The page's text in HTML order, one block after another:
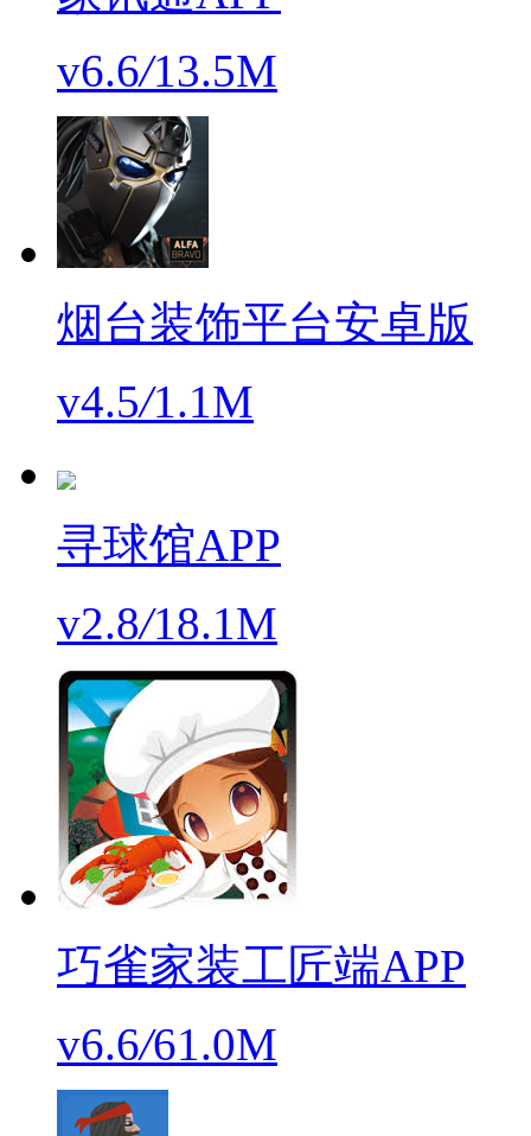
v6.6/13.5M
烟台装饰平台安卓版
v4.5/1.1M
寻球馆APP
v2.8/18.1M
巧雀家装工匠端APP
v6.6/61.0M